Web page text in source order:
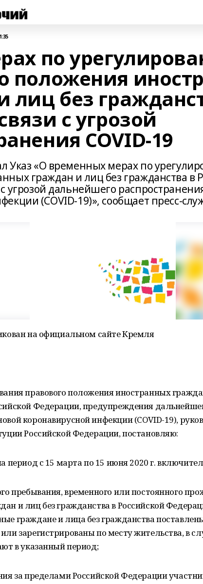
по
положения
лиц без
с угрозой
COVID-19
Указ «О временных мерах по
граждан и лиц без гражданства в
угрозой дальнейшего
(COVID-19)», сообщает пресс-
на официальном сайте Кремля
правового положения иностранных
Федерации, предупреждения
коронавирусной инфекции (COVID-19),
Российской Федерации, постановляю:
период с 15 марта по 15 июня 2020 г.
пребывания, временного или постоянного
и лиц без гражданства в Российской
граждане и лица без гражданства
зарегистрированы по месту жительства, в
в указанный период;
за пределами Российской Федерации